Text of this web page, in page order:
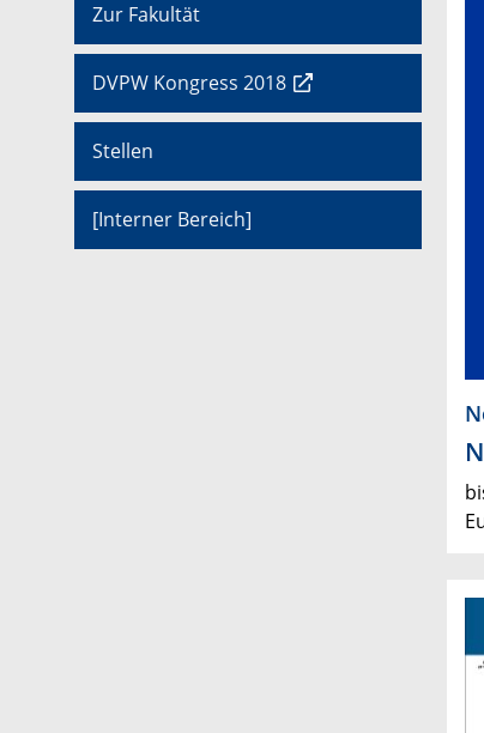
Zur Fakultät
DVPW Kongress 2018
Stellen
[Interner Bereich]